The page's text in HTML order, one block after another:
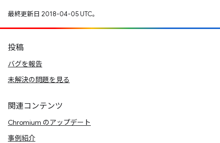
最終更新日 2018-04-05 UTC。
投稿
バグを報告
未解決の問題を見る
関連コンテンツ
Chromium のアップデート
事例紹介